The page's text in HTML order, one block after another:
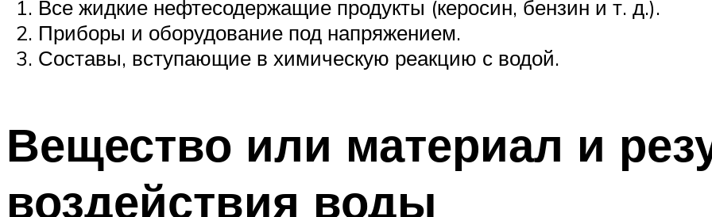
Все жидкие нефтесодержащие продукты (керосин, бензин и т. д.).
Приборы и оборудование под напряжением.
Составы, вступающие в химическую реакцию с водой.
Вещество или материал и
воздействия воды